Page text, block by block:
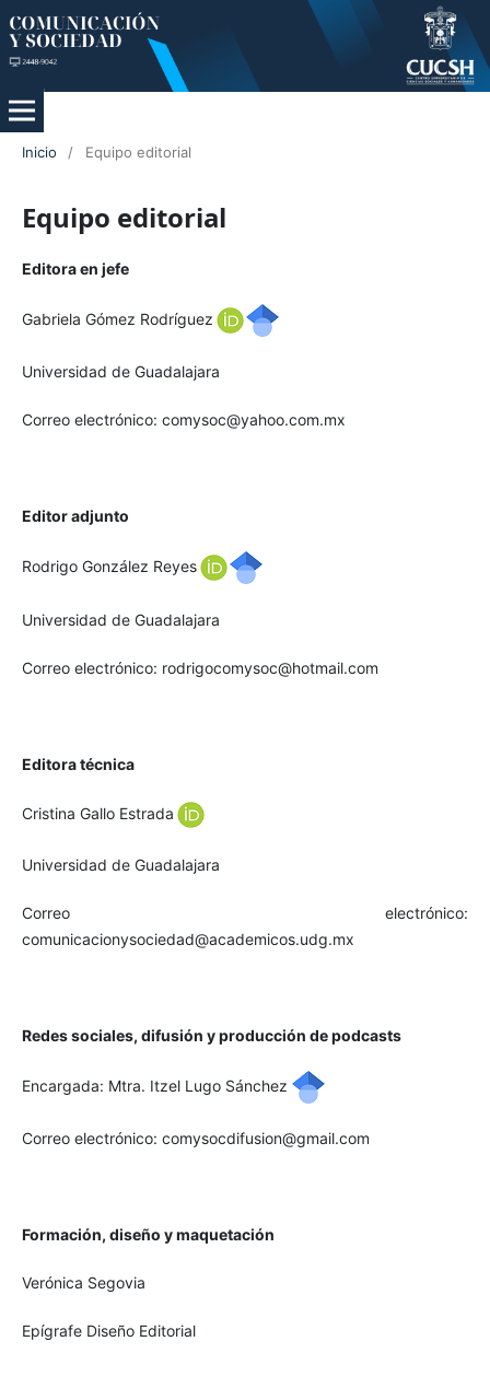
Inicio / Equipo editorial
Equipo editorial
Editora en jefe
Gabriela Gómez Rodríguez
Universidad de Guadalajara
Correo electrónico: comysoc@yahoo.com.mx
Editor adjunto
Rodrigo González Reyes
Universidad de Guadalajara
Correo electrónico: rodrigocomysoc@hotmail.com
Editora técnica
Cristina Gallo Estrada
Universidad de Guadalajara
Correo electrónico:
comunicacionysociedad@academicos.udg.mx
Redes sociales, difusión y producción de podcasts
Encargada: Mtra. Itzel Lugo Sánchez
Correo electrónico: comysocdifusion@gmail.com
Formación, diseño y maquetación
Verónica Segovia
Epígrafe Diseño Editorial